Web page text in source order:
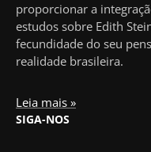
proporcionar a
estudos sobre Edith
fecundidade do seu
realidade brasileira.
Leia mais »
SIGA-NOS